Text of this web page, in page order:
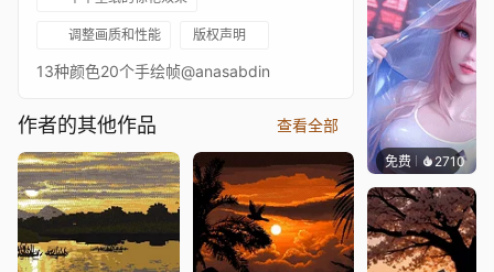
调整画质和性能 版权声明
13种颜色20个手绘帧@anasabdin
作者的其他作品 查看全部
免费 2710豆子